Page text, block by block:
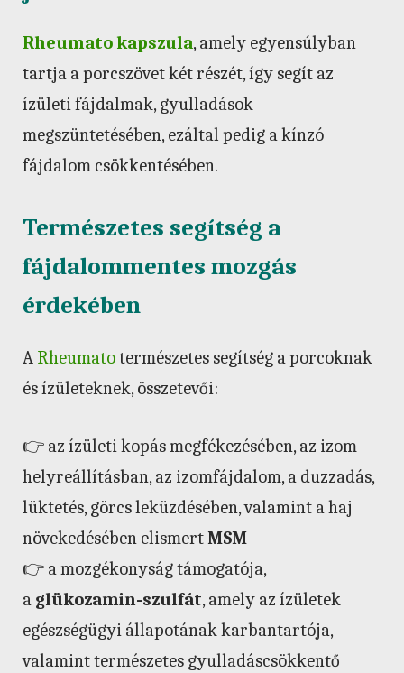
Rheumato kapszula, amely egyensúlyban
tartja a porcszövet két részét, így segít az
ízületi fájdalmak, gyulladások
megszüntetésében, ezáltal pedig a kínzó
fájdalom csökkentésében.
Természetes segítség a
fájdalommentes mozgás
érdekében
A Rheumatotermészetes segítség a porcoknak
és ízületeknek, összetevői:
👉 az ízületi kopás megfékezésében, az izom-
helyreállításban, az izomfájdalom, a duzzadás,
lüktetés, görcs leküzdésében, valamint a haj
növekedésében elismertMSM
👉 a mozgékonyság támogatója,
a glükozamin-szulfát, amely az ízületek
egészségügyi állapotának karbantartója,
valamint természetes gyulladáscsökkentő